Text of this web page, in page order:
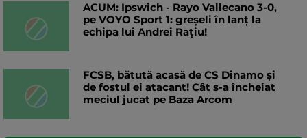
ACUM: Ipswich - Rayo Vallecano 3-0,
pe VOYO Sport 1: greșeli în lanț la
echipa lui Andrei Rațiu!
FCSB, bătută acasă de CS Dinamo și
de fostul ei atacant! Cât s-a încheiat
meciul jucat pe Baza Arcom